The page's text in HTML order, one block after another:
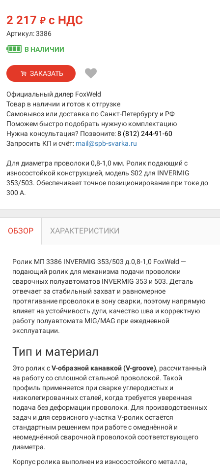
2 217 ₽ с НДС
Артикул: 3386
В НАЛИЧИИ
ЗАКАЗАТЬ
Официальный дилер FoxWeld
Товар в наличии и готов к отгрузке
Самовывоз или доставка по Санкт-Петербургу и РФ
Поможем быстро подобрать нужную комплектацию
Нужна консультация? Позвоните:8 (812) 244-91-60
Запросить КП и счёт: mail@spb-svarka.ru
Для диаметра проволоки 0,8-1,0 мм. Ролик подающий с
износостойкой конструкцией, модель S02 для INVERMIG
353/503. Обеспечивает точное позиционирование при токе до
300 А.
ОБЗОР ХАРАКТЕРИСТИКИ
Ролик МП 3386 INVERMIG 353/503 д.0,8-1,0 FoxWeld —
подающий ролик для механизма подачи проволоки
сварочных полуавтоматов INVERMIG 353 и 503. Деталь
отвечает за стабильный захват и равномерное
протягивание проволоки в зону сварки, поэтому напрямую
влияет на устойчивость дуги, качество шва и корректную
работу полуавтомата MIG/MAG при ежедневной
эксплуатации.
Тип и материал
Это ролик сV-образной канавкой (V-groove), рассчитанный
на работу со сплошной стальной проволокой. Такой
профиль применяется при сварке углеродистых и
низколегированных сталей, когда требуется уверенная
подача без деформации проволоки. Для производственных
задач и для сервисного участка V-ролик остаётся
стандартным решением при работе с омеднённой и
неомеднённой сварочной проволокой соответствующего
диаметра.
Корпус ролика выполнен из износостойкого металла,